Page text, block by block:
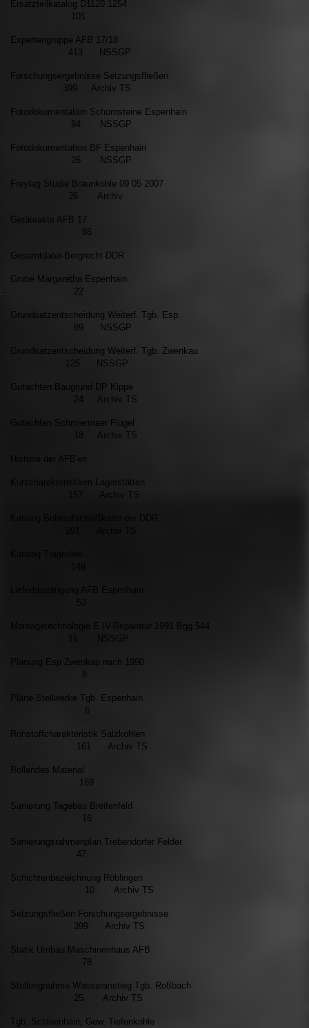
Ersatzteilkatalog D1120 1254
101
Expertengruppe AFB 17/18
413 NSSGP
Forschungsergebnisse Setzungsfließen
399 Archiv TS
Fotodokumentation Schornsteine Espenhain
94 NSSGP
Fotodokumentation BF Espenhain
26 NSSGP
Freytag Studie Braunkohle 09 05 2007
26 Archiv
Geräteakte AFB 17
88
Gesamtdatei-Bergrecht-DDR
Grube Margaretha Espenhain
22
Grundsatzentscheidung Weiterf. Tgb. Esp.
89 NSSGP
Grundsatzentscheidung Weiterf. Tgb. Zwenkau
125 NSSGP
Gutachten Baugrund DP Kippe
24 Archiv TS
Gutachten Schmiermaer Flügel
18 Archiv TS
Historie der AFB'en
Kurzcharakteristiken Lagerstätten
157 Archiv TS
Montagetechnologie E IV-Reparatur 1991 Bgg.544
16 NSSGP
Planung Esp Zwenkau nach 1990
8
Pläne Stellwerke Tgb. Espenhain
6
Rohstoffcharakteristik Salzkohlen
161 Archiv TS
Rollendes Material
169
Sanierung Tagebau Breitenfeld
16
Sanierungsrahmenplan Trebendorfer Felder
47
Schichtenbezeichnung Röblingen
10 Archiv TS
Setzungsfließen Forschungsergebnisse
399 Archiv TS
Statik Umbau Maschinenhaus AFB
78
Stellungnahme Wasseranstieg Tgb. Roßbach
25 Archiv TS
Tgb. Schleenhain, Gew. Tiefenkohle